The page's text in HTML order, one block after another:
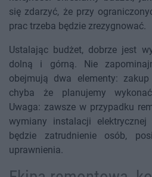
się zdarzyć, że przy
prac trzeba będzie zrezygnować.
Ustalając budżet, dobrze jest
dolną i górną. Nie
obejmują dwa elementy:
chyba że planujemy
Uwaga: zawsze w przypadku
wymiany instalacji
będzie zatrudnienie osób,
uprawnienia.